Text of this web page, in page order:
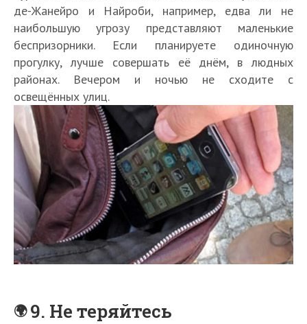
де-Жанейро и Найроби, например, едва ли не
наибольшую угрозу представляют маленькие
беспризорники. Если планируете одиночную
прогулку, лучше совершать её днём, в людных
районах. Вечером и ночью не сходите с
освещённых улиц.
9. Не теряйтесь